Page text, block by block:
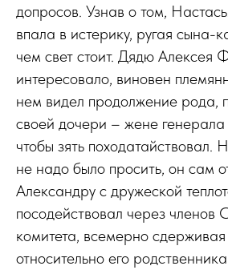
допросов. Узнав о том,
впала в истерику, ругая сына-
чем свет стоит. Дядю Алексея
интересовало, виновен
нем видел продолжение рода,
своей дочери – жене
чтобы зять походатайствовал.
не надо было просить, он сам
Александру с дружеской
посодействовал через членов
комитета, всемерно
относительно его